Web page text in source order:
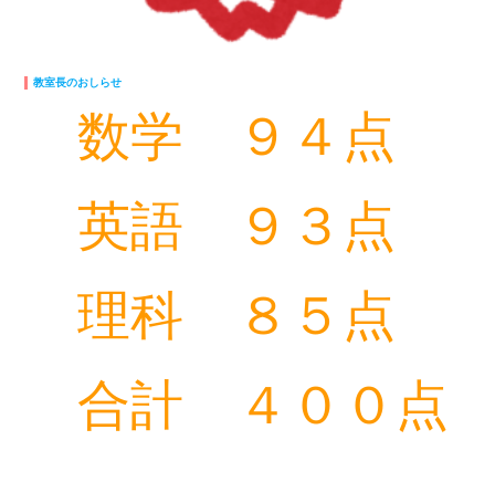
教室長のおしらせ
数学 ９４点
英語 ９３点
理科 ８５点
合計 ４００点